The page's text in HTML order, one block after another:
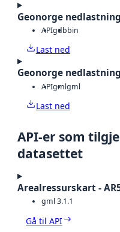
Geonorge nedlastning
APIgdbbin
Last ned
Geonorge nedlastning
APIgmlgml
Last ned
API-er som
datasettet
Arealressurskart -
gml 3.1.1
Gå til API